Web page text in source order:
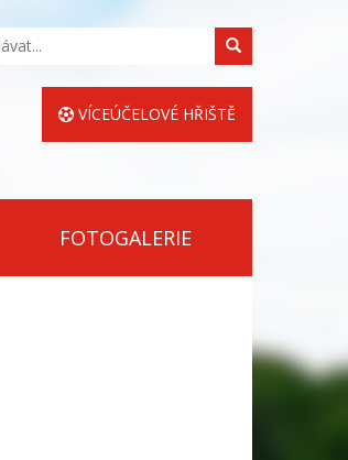
VÍCEÚČELOVÉ HŘIŠTĚ
FOTOGALERIE